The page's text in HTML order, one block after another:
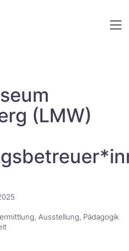
(LMW)
Ausstellung Pädagogik